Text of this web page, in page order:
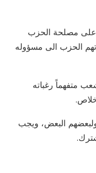
على مصلحة الحزب
تهم الحزب الى مسؤوله
متفهماً رغباته
البعض، ويجب